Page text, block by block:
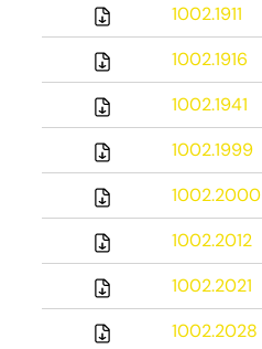
1002.1911
1002.1916
1002.1941
1002.1999
1002.2000
1002.2012
1002.2021
1002.2028